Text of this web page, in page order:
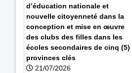
d’éducation nationale et
nouvelle citoyenneté dans la
conception et mise en œuvre
des clubs des filles dans les
écoles secondaires de cinq (5)
provinces clés
21/07/2026